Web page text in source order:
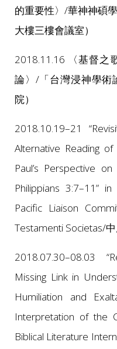
的重要性〉/華神神碩
大樓三樓會議室）
2018.11.16 〈基督之
論〉/「台灣浸神學術
院）
2018.10.19–21
Alternative Reading
Paul’s Perspective
Philippians 3:7–11”
Pacific Liaison
Testamenti Societas/中
2018.07.30–08.03
Missing Link in
Humiliation and
Interpretation of the
Biblical Literature